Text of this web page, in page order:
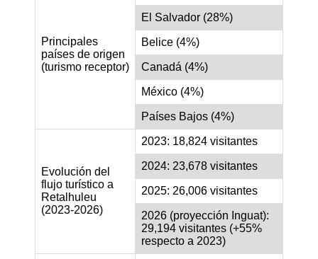
Principales
países de origen
(turismo receptor)
El Salvador (28%)
Belice (4%)
Canadá (4%)
México (4%)
Países Bajos (4%)
Evolución del
flujo turístico a
Retalhuleu
(2023-2026)
2023: 18,824 visitantes
2024: 23,678 visitantes
2025: 26,006 visitantes
2026 (proyección Inguat):
29,194 visitantes (+55%
respecto a 2023)